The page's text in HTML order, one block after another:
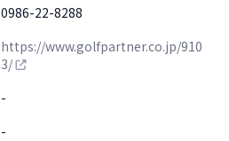
0986-22-8288
https://www.golfpartner.co.jp/910
3/
-
-